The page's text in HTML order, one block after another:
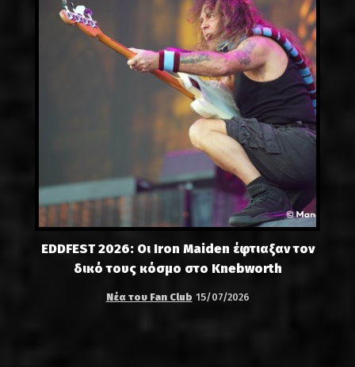
EDDFEST 2026: Οι Iron Maiden έφτιαξαν τον
δικό τους κόσμο στο Knebworth
Νέα του Fan Club 15/07/2026